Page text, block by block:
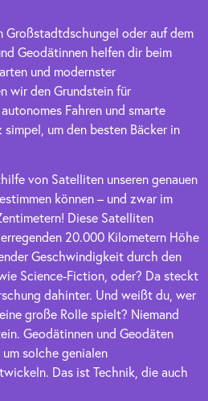
oder auf dem
Geodätinnen helfen dir beim
und modernster
wir den Grundstein für
Fahren und smarte
um den besten Bäcker in
von Satelliten unseren genauen
können – und zwar im
Diese Satelliten
20.000 Kilometern Höhe
Geschwindigkeit durch den
Science-Fiction, oder? Da steckt
dahinter. Und weißt du, wer
große Rolle spielt? Niemand
Geodätinnen und Geodäten
solche genialen
Das ist Technik, die auch